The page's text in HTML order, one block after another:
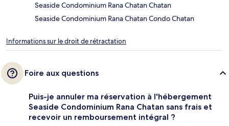
Seaside Condominium Rana Chatan Chatan
Seaside Condominium Rana Chatan Condo Chatan
Informations sur le droit de rétractation
Foire aux questions
Puis-je annuler ma réservation à l'hébergement
Seaside Condominium Rana Chatan sans frais et
recevoir un remboursement intégral ?